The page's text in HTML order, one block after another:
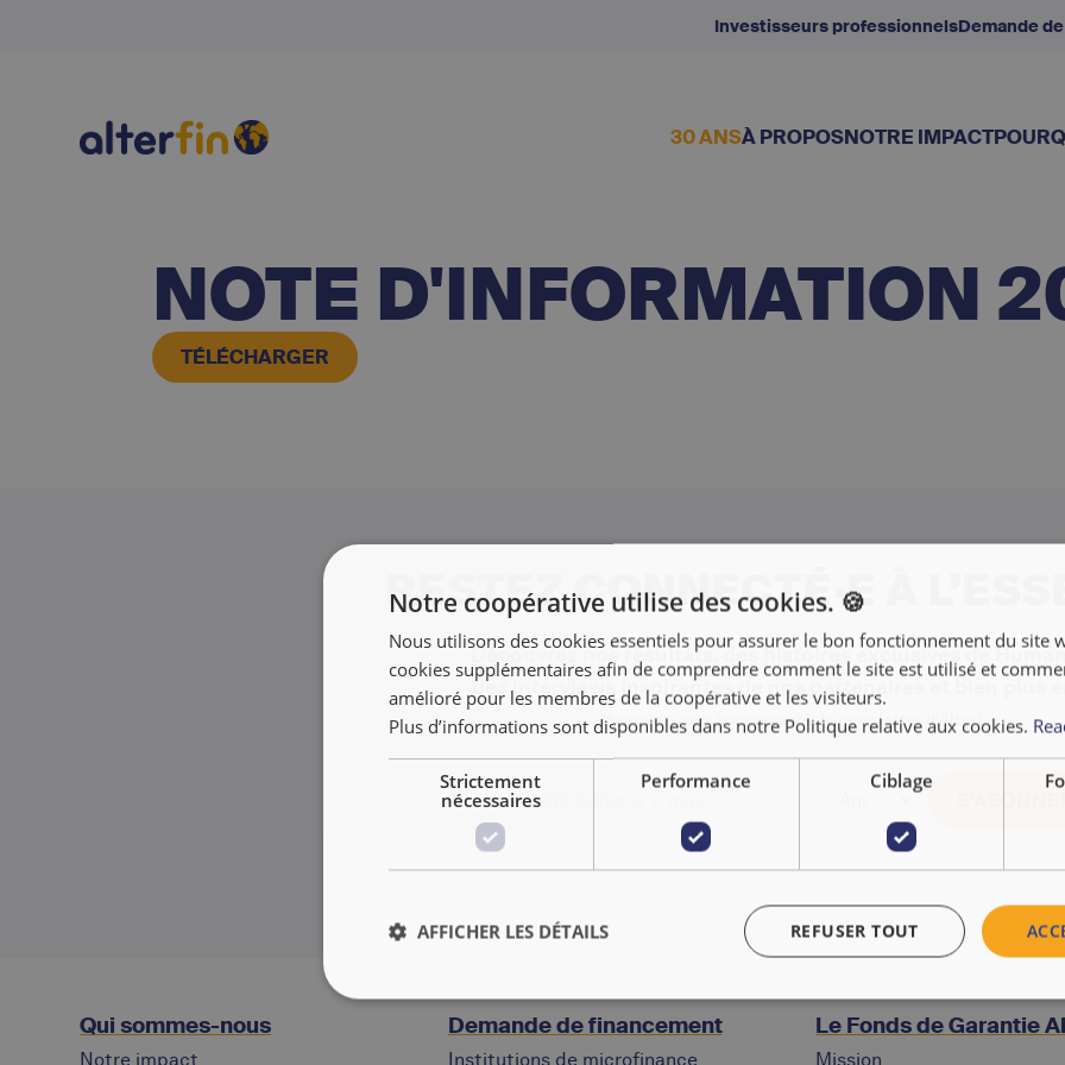
Investisseurs professionnelsDemande
30 ANSÀ PROPOSNOTRE IMPACT
NOTE D'INFORMATION
TÉLÉCHARGER
RESTEZ CONNECTÉ·E À
Découvrez nos résultats, des histoires exclusives de
des interviews inspirantes de nos partenaires et bien plus
Inscrivez‑vous pour recevoir la newsletter d’Alterfin
Qui sommes-nous
Notre impact
Demande de financement
Institutions de microfinance
Le Fonds de Garantie
Mission
Notre coopérative utilise des cookies. 🍪
Nous utilisons des cookies essentiels pour assurer le bon fonctionnement du site
cookies supplémentaires afin de comprendre comment le site est utilisé et
amélioré pour les membres de la coopérative et les visiteurs.
Plus d’informations sont disponibles dans notre Politique relative aux cookies.
Strictement
nécessaires
Performance Ciblage
REFUSER TOUT
AFFICHER LES DÉTAILS